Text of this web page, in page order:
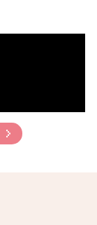
～14:30
法 14:00～
求職者